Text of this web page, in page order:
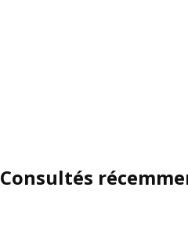
Consultés